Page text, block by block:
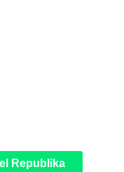
Republika